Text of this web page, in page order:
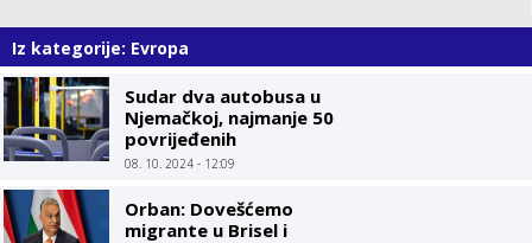
Iz kategorije: Evropa
Sudar dva autobusa u
Njemačkoj, najmanje 50
povrijeđenih
08. 10. 2024 - 12:09
Orban: Dovešćemo
migrante u Brisel i